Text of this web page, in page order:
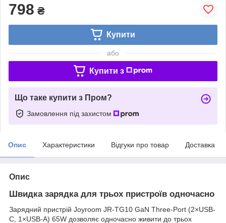
798 ₴
Купити
або
Купити з
Що таке купити з Пром?
Замовлення під захистом
Опис Характеристики Відгуки про товар Доставка
Опис
Швидка зарядка для трьох пристроїв одночасно
Зарядний пристрій Joyroom JR-TG10 GaN Three-Port (2×USB-
C, 1×USB-A) 65W дозволяє одночасно живити до трьох